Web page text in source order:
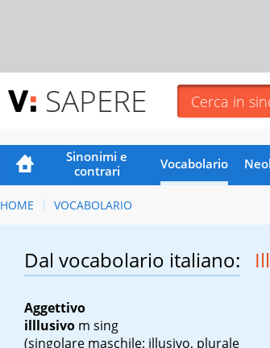
SAPERE
Sinonimi e
contrari
Vocabolario
HOME VOCABOLARIO
Dal vocabolario italiano:
Aggettivo
illlusivo m sing
(singolare maschile: illusivo, plurale